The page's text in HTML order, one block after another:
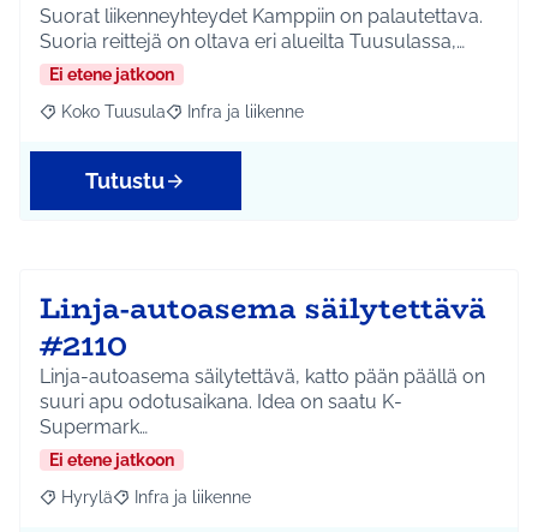
Suorat liikenneyhteydet Kamppiin on palautettava.
Suoria reittejä on oltava eri alueilta Tuusulassa,…
Ei etene jatkoon
Rajaa tulokset aihepiirin mukaan: Koko Tuusula
Koko Tuusula Rajaa tulokset teeman mukaan: Infra ja liikenne
Infra ja liikenne
Tutustu
Linja-autoasema säilytettävä
#2110
Linja-autoasema säilytettävä, katto pään päällä on
suuri apu odotusaikana. Idea on saatu K-
Supermark…
Ei etene jatkoon
Rajaa tulokset aihepiirin mukaan: Hyrylä
Hyrylä Rajaa tulokset teeman mukaan: Infra ja liikenne
Infra ja liikenne